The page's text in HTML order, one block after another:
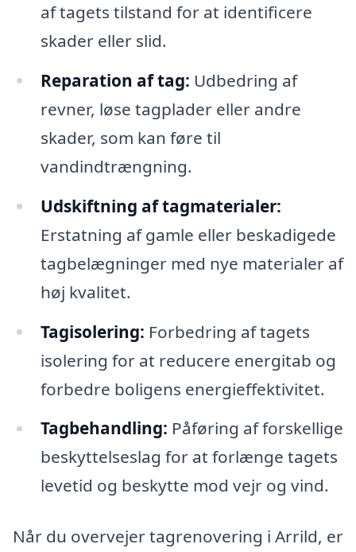
af tagets tilstand for at identificere
skader eller slid.
Reparation af tag: Udbedring af
revner, løse tagplader eller andre
skader, som kan føre til
vandindtrængning.
Udskiftning af tagmaterialer:
Erstatning af gamle eller beskadigede
tagbelægninger med nye materialer af
høj kvalitet.
Tagisolering: Forbedring af tagets
isolering for at reducere energitab og
forbedre boligens energieffektivitet.
Tagbehandling: Påføring af forskellige
beskyttelseslag for at forlænge tagets
levetid og beskytte mod vejr og vind.
Når du overvejer tagrenovering i Arrild, er